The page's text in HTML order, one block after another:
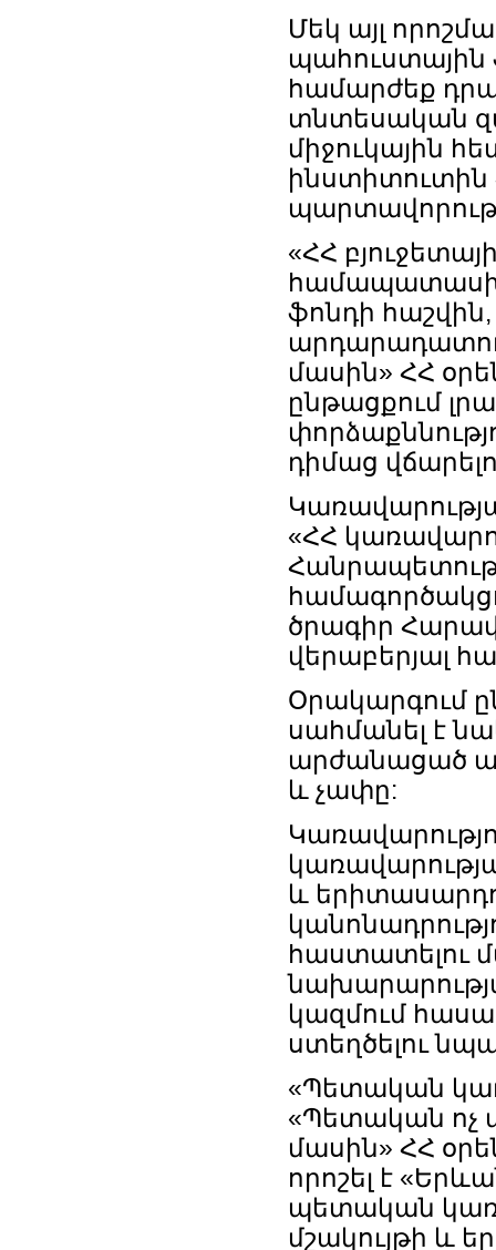
Մեկ այլ
պահուստային
համարժեք
տնտեսական
միջուկային
ինստիտուտին
«ՀՀ
ֆոնդի
մասին» ՀՀ
ընթացքում
դիմաց
«ՀՀ
ծրագիր
վերաբերյալ
Օրակարգում
սահմանել է
արժանացած
և չափը:
և
հաստատելու
կազմում
ստեղծելու
«Պետական
«Պետական ոչ
մասին» ՀՀ
որոշել է
պետական
մշակույթի և